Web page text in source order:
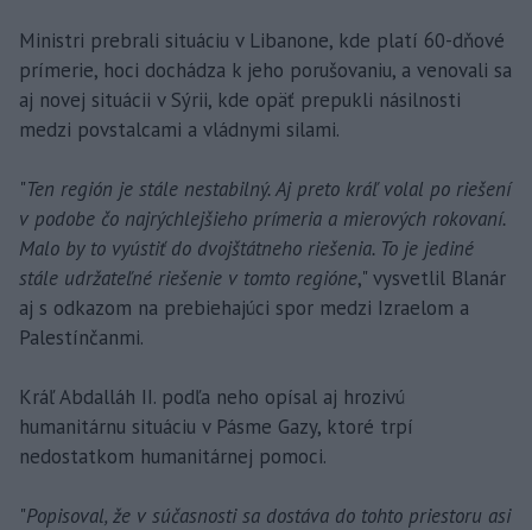
Ministri prebrali situáciu v Libanone, kde platí 60-dňové
prímerie, hoci dochádza k jeho porušovaniu, a venovali sa
aj novej situácii v Sýrii, kde opäť prepukli násilnosti
medzi povstalcami a vládnymi silami.
"Ten región je stále nestabilný. Aj preto kráľ volal po riešení
v podobe čo najrýchlejšieho prímeria a mierových rokovaní.
Malo by to vyústiť do dvojštátneho riešenia. To je jediné
stále udržateľné riešenie v tomto regióne," vysvetlil Blanár
aj s odkazom na prebiehajúci spor medzi Izraelom a
Palestínčanmi.
Kráľ Abdalláh II. podľa neho opísal aj hrozivú
humanitárnu situáciu v Pásme Gazy, ktoré trpí
nedostatkom humanitárnej pomoci.
"Popisoval, že v súčasnosti sa dostáva do tohto priestoru asi